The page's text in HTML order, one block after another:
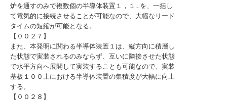
炉を通すのみで複数個の半導体装置１，１…を、一括し
て電気的に接続させることが可能なので、大幅なリード
タイムの短縮が可能となる。
【００２７】
また、本発明に関わる半導体装置１は、縦方向に積層し
た状態で実装されるのみならず、互いに隣接させた状態
で水平方向へ展開して実装することも可能なので、実装
基板１００上における半導体装置の集積度が大幅に向上
する。
【００２８】